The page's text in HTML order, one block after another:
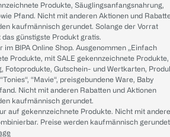
Produkte, Säuglingsanfangsnahrung,
Pfand. Nicht mit anderen Aktionen und
kaufmännisch gerundet. Solange der Vorrat
das günstigste Produkt gratis.
im BIPA Online Shop. Ausgenommen „Einfach
Produkte, mit SALE gekennzeichnete Produkte,
Fotoprodukte, Gutschein- und Wertkarten,
“Mavie“, preisgebundene Ware, Baby
Nicht mit anderen Rabatten und Aktionen
kaufmännisch gerundet.
auf gekennzeichnete Produkte. Nicht mit
Preise werden kaufmännisch